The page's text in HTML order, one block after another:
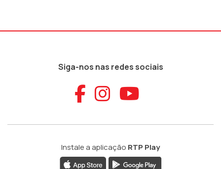
Siga-nos nas redes sociais
Aceder ao
Aceder ao
Aceder
Instale a aplicação RTP Play